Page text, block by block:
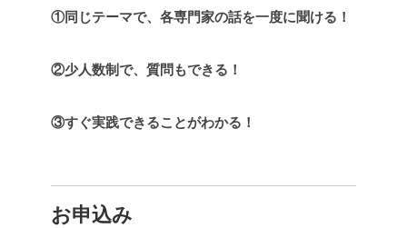
①同じテーマで、各専門家の話を一度に聞ける！
②少人数制で、質問もできる！
③すぐ実践できることがわかる！
お申込み